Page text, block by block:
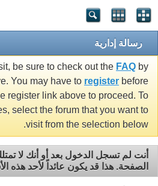
رسالة إدارية
be sure to check out the FAQ by
You may have to register before
register link above to proceed. To
select the forum that you want to
visit from the selection below.
أنت لم تسجل الدخول بعد أو أنك لا
الصفحة. هذا قد يكون عائداً لأحد هذه